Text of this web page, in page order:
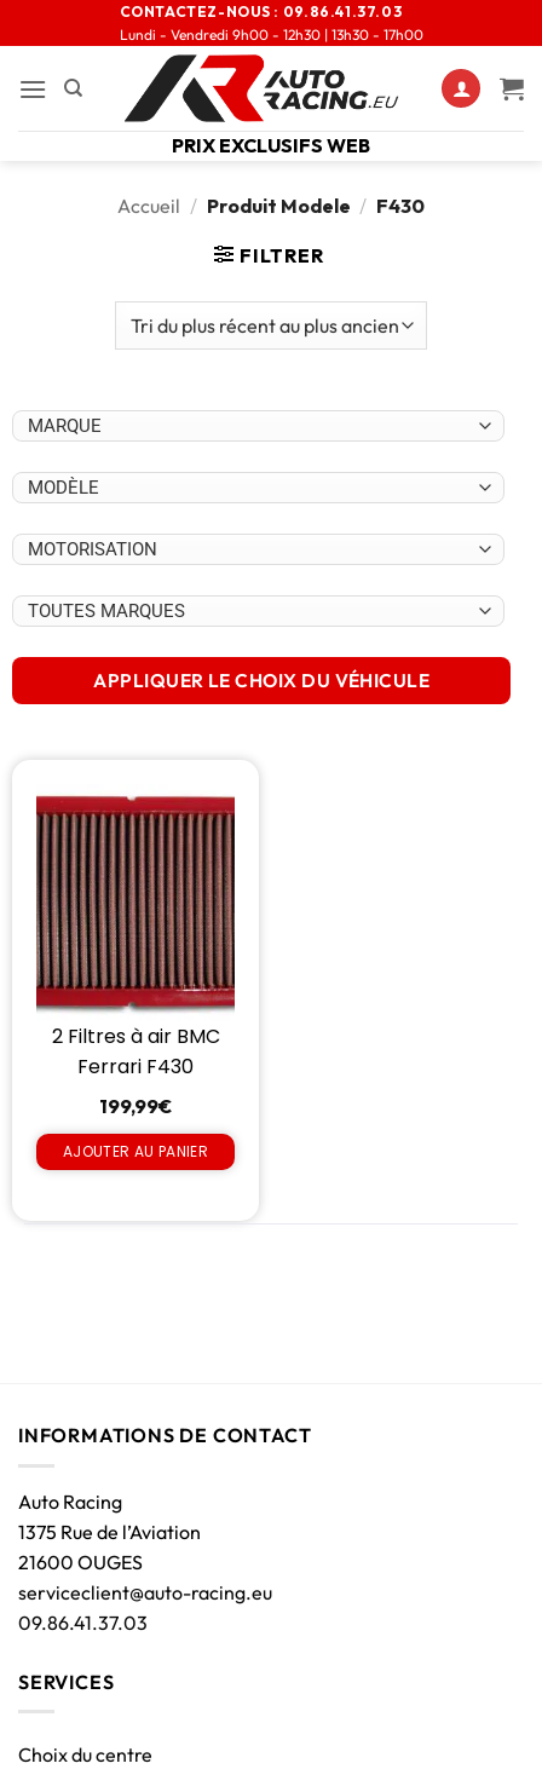
CONTACTEZ-NOUS : 09.86.41.37.03
Lundi - Vendredi 9h00 - 12h30 | 13h30 - 17h00
PRIX EXCLUSIFS WEB
Accueil / Produit Modele / F430
FILTRER
APPLIQUER LE CHOIX DU VÉHICULE
2 Filtres à air BMC
Ferrari F430
199,99€
AJOUTER AU PANIER
INFORMATIONS DE CONTACT
Auto Racing
1375 Rue de l’Aviation
21600 OUGES
serviceclient@auto-racing.eu
09.86.41.37.03
SERVICES
Choix du centre